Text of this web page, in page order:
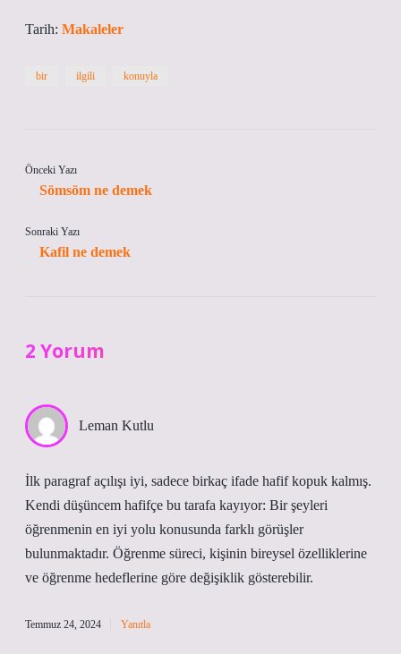
Tarih: Makaleler
bir ilgili konuyla
Önceki Yazı
Sömsöm ne demek
Sonraki Yazı
Kafil ne demek
2 Yorum
Leman Kutlu
İlk paragraf açılışı iyi, sadece birkaç ifade hafif kopuk kalmış.
Kendi düşüncem hafifçe bu tarafa kayıyor: Bir şeyleri
öğrenmenin en iyi yolu konusunda farklı görüşler
bulunmaktadır. Öğrenme süreci, kişinin bireysel özelliklerine
ve öğrenme hedeflerine göre değişiklik gösterebilir.
Temmuz 24, 2024 Yanıtla